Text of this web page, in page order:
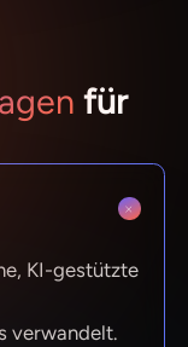
für
KI-gestützte
verwandelt.